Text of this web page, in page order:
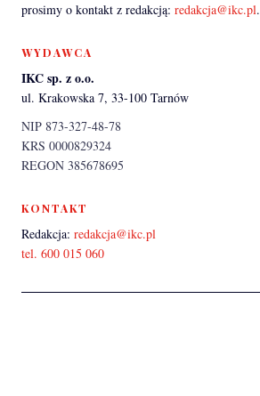
prosimy o kontakt z redakcją: redakcja@ikc.pl.
WYDAWCA
IKC sp. z o.o.
ul. Krakowska 7, 33-100 Tarnów
NIP 873-327-48-78
KRS 0000829324
REGON 385678695
KONTAKT
Redakcja: redakcja@ikc.pl
tel. 600 015 060